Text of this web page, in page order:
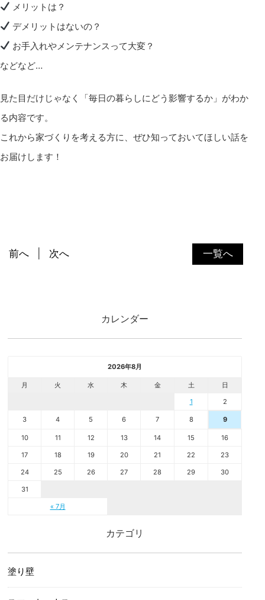
メリットは？
デメリットはないの？
お手入れやメンテナンスって大変？
などなど…
見た目だけじゃなく「毎日の暮らしにどう影響するか」がわか
る内容です。
これから家づくりを考える方に、ぜひ知っておいてほしい話を
お届けします！
一覧へ
前へ 次へ
カレンダー
2026年8月
月 火 水 木 金 土 日
« 7月
1 2
3 4 5 6 7 8 9
10 11 12 13 14 15 16
17 18 19 20 21 22 23
24 25 26 27 28 29 30
31
カテゴリ
塗り壁